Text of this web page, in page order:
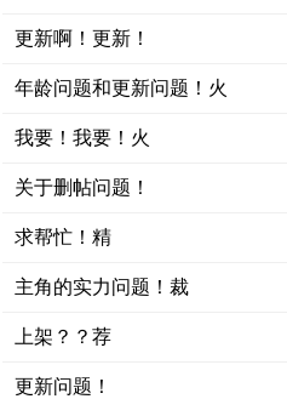
更新啊！更新！
年龄问题和更新问题！火
我要！我要！火
关于删帖问题！
求帮忙！精
主角的实力问题！裁
上架？？荐
更新问题！